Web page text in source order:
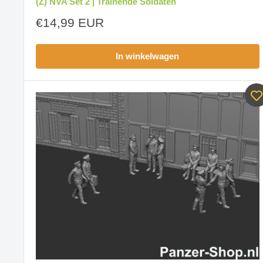
Aanbiedingsprijs
€14,99 EUR
In winkelwagen